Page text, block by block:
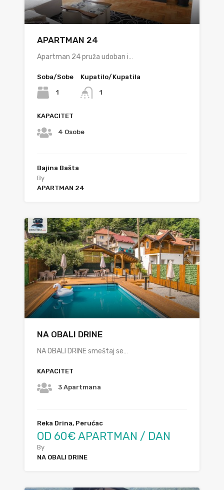
APARTMAN 24
Apartman 24 pruža udoban i…
Soba/Sobe
1
Kupatilo/Kupatila
1
KAPACITET
4 Osobe
Bajina Bašta
By
APARTMAN 24
NA OBALI DRINE
NA OBALI DRINE smeštaj se…
KAPACITET
3 Apartmana
Reka Drina, Perućac
OD 60€ APARTMAN / DAN
By
NA OBALI DRINE